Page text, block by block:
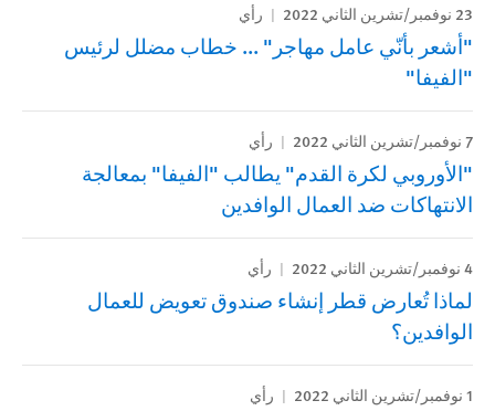
23 نوفمبر/تشرين الثاني 2022 رأي
"أشعر بأنّي عامل مهاجر" ... خطاب مضلل لرئيس
"الفيفا"
7 نوفمبر/تشرين الثاني 2022 رأي
"الأوروبي لكرة القدم" يطالب "الفيفا" بمعالجة
الانتهاكات ضد العمال الوافدين
4 نوفمبر/تشرين الثاني 2022 رأي
لماذا تُعارض قطر إنشاء صندوق تعويض للعمال
الوافدين؟
1 نوفمبر/تشرين الثاني 2022 رأي